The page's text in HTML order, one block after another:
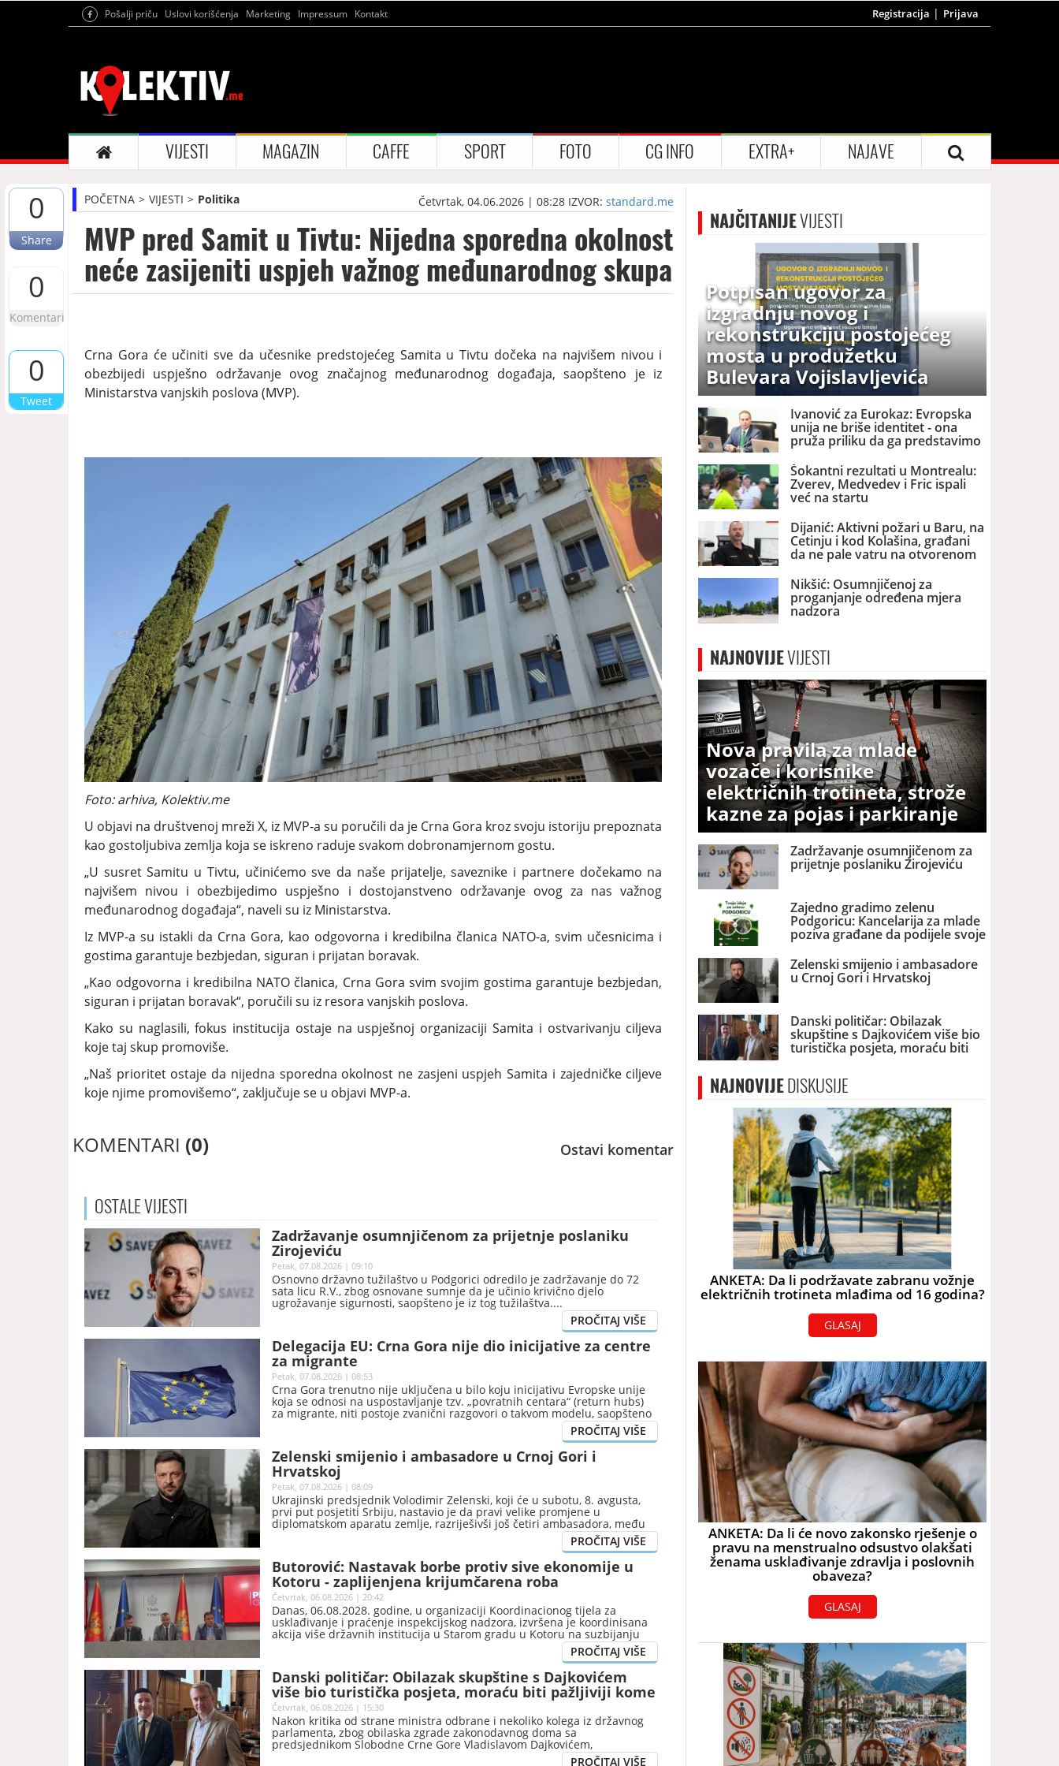
Pošalji priču Uslovi korišćenja Marketing Impressum Kontakt Registracija Prijava
VIJESTI MAGAZIN CAFFE SPORT FOTO CG INFO EXTRA+ NAJAVE
0
Share
0
Komentari
0
Tweet
POČETNA VIJESTI Politika Četvrtak, 04.06.2026 | 08:28 IZVOR:standard.me
MVP pred Samit u Tivtu: Nijedna sporedna okolnost
neće zasijeniti uspjeh važnog međunarodnog skupa
Crna Gora će učiniti sve da učesnike predstojećeg Samita u Tivtu dočeka na najvišem nivou i
obezbijedi uspješno održavanje ovog značajnog međunarodnog događaja, saopšteno je iz
Ministarstva vanjskih poslova (MVP).
Foto: arhiva, Kolektiv.me
U objavi na društvenoj mreži X, iz MVP-a su poručili da je Crna Gora kroz svoju istoriju prepoznata
kao gostoljubiva zemlja koja se iskreno raduje svakom dobronamjernom gostu.
„U susret Samitu u Tivtu, učinićemo sve da naše prijatelje, saveznike i partnere dočekamo na
najvišem nivou i obezbijedimo uspješno i dostojanstveno održavanje ovog za nas važnog
međunarodnog događaja“, naveli su iz Ministarstva.
Iz MVP-a su istakli da Crna Gora, kao odgovorna i kredibilna članica NATO-a, svim učesnicima i
gostima garantuje bezbjedan, siguran i prijatan boravak.
„Kao odgovorna i kredibilna NATO članica, Crna Gora svim svojim gostima garantuje bezbjedan,
siguran i prijatan boravak“, poručili su iz resora vanjskih poslova.
Kako su naglasili, fokus institucija ostaje na uspješnoj organizaciji Samita i ostvarivanju ciljeva
koje taj skup promoviše.
„Naš prioritet ostaje da nijedna sporedna okolnost ne zasjeni uspjeh Samita i zajedničke ciljeve
koje njime promovišemo“, zaključuje se u objavi MVP-a.
KOMENTARI (0) Ostavi komentar
OSTALEVIJESTI
Zadržavanje osumnjičenom za prijetnje poslaniku
Zirojeviću
Petak, 07.08.2026 | 09:10
Osnovno državno tužilaštvo u Podgorici odredilo je zadržavanje do 72
sata licu R.V., zbog osnovane sumnje da je učinio krivično djelo
ugrožavanje sigurnosti, saopšteno je iz tog tužilaštva.
Delegacija EU: Crna Gora nije dio inicijative za centre
za migrante
Petak, 07.08.2026 | 08:53
Crna Gora trenutno nije uključena u bilo koju inicijativu Evropske unije
koja se odnosi na uspostavljanje tzv. „povratnih centara“ (return hubs)
za migrante, niti postoje zvanični razgovori o takvom modelu, saopšteno
Zelenski smijenio i ambasadore u Crnoj Gori i
Hrvatskoj
Petak, 07.08.2026 | 08:09
Ukrajinski predsjednik Volodimir Zelenski, koji će u subotu, 8. avgusta,
prvi put posjetiti Srbiju, nastavio je da pravi velike promjene u
diplomatskom aparatu zemlje, razriješivši još četiri ambasadora, među
kojima su i predstavnici Ukrajine u Hrvatskoj, Albaniji, Crnoj Gori i
Butorović: Nastavak borbe protiv sive ekonomije u
Kotoru - zaplijenjena krijumčarena roba
Četvrtak, 06.08.2026 | 20:42
Danas, 06.08.2028. godine, u organizaciji Koordinacionog tijela za
usklađivanje i praćenje inspekcijskog nadzora, izvršena je koordinisana
akcija više državnih institucija u Starom gradu u Kotoru na suzbijanju
prometa robe bez odobrenja nosioca žiga, saopšteno je iz Kabineta
Danski političar: Obilazak skupštine s Dajkovićem
više bio turistička posjeta, moraću biti pažljiviji kome
ću biti vodič
Četvrtak, 06.08.2026 | 15:30
Nakon kritika od strane ministra odbrane i nekoliko kolega iz državnog
parlamenta, zbog obilaska zgrade zakonodavnog doma sa
predsjednikom Slobodne Crne Gore Vladislavom Dajkovićem,
predsjednik Danske narodne partije (DF) Morten Meseršmit kazao je da
NAJČITANIJEVIJESTI
Potpisan ugovor za
izgradnju novog i
rekonstrukciju postojećeg
mosta u produžetku
Bulevara Vojislavljevića
Ivanović za Eurokaz: Evropska
unija ne briše identitet - ona
pruža priliku da ga predstavimo
Evropi i svijetu
Šokantni rezultati u Montrealu:
Zverev, Medvedev i Fric ispali
već na startu
Dijanić: Aktivni požari u Baru, na
Cetinju i kod Kolašina, građani
da ne pale vatru na otvorenom
Nikšić: Osumnjičenoj za
proganjanje određena mjera
nadzora
NAJNOVIJEVIJESTI
Nova pravila za mlade
vozače i korisnike
električnih trotineta, strože
kazne za pojas i parkiranje
Zadržavanje osumnjičenom za
prijetnje poslaniku Zirojeviću
Zajedno gradimo zelenu
Podgoricu: Kancelarija za mlade
poziva građane da podijele svoje
ideje
Zelenski smijenio i ambasadore
u Crnoj Gori i Hrvatskoj
Danski političar: Obilazak
skupštine s Dajkovićem više bio
turistička posjeta, moraću biti
pažljiviji kome ću biti vodič
NAJNOVIJEDISKUSIJE
ANKETA: Da li podržavate zabranu vožnje
električnih trotineta mlađima od 16 godina?
GLASAJ
ANKETA: Da li će novo zakonsko rješenje o
pravu na menstrualno odsustvo olakšati
ženama usklađivanje zdravlja i poslovnih
obaveza?
GLASAJ